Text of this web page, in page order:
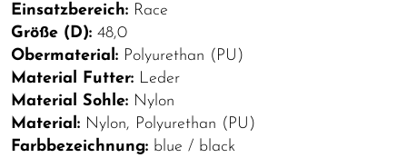
Einsatzbereich: Race
Größe (D): 48,0
Obermaterial: Polyurethan (PU)
Material Futter: Leder
Material Sohle: Nylon
Material: Nylon, Polyurethan (PU)
Farbbezeichnung: blue / black